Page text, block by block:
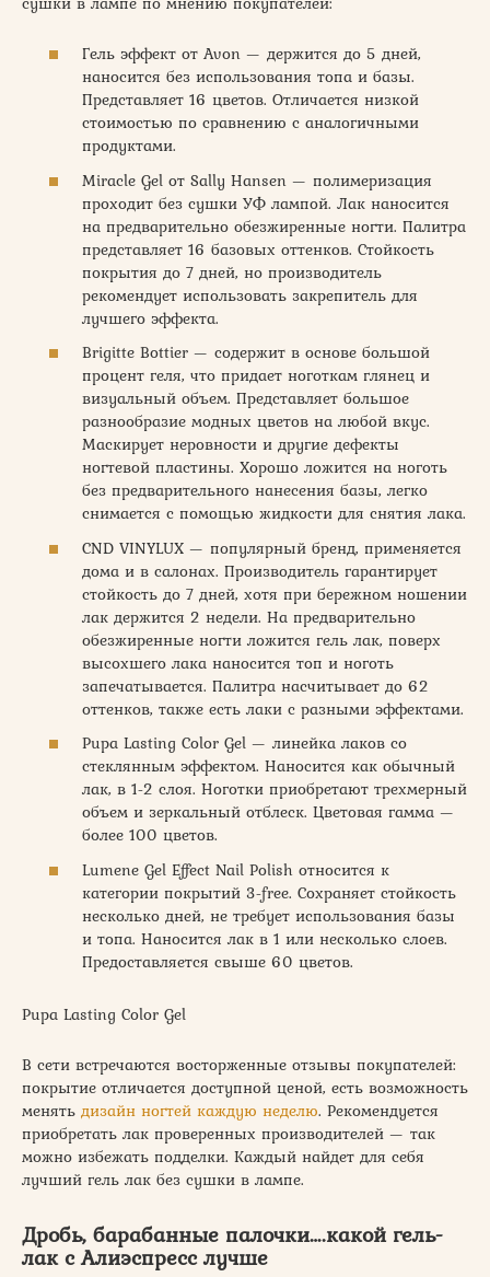
Гель эффект от Avon — держится до 5 дней,
наносится без использования топа и базы.
Представляет 16 цветов. Отличается низкой
стоимостью по сравнению с аналогичными
продуктами.
Miracle Gel от Sally Hansen — полимеризация
проходит без сушки УФ лампой. Лак наносится
на предварительно обезжиренные ногти. Палитра
представляет 16 базовых оттенков. Стойкость
покрытия до 7 дней, но производитель
рекомендует использовать закрепитель для
лучшего эффекта.
Brigitte Bottier — содержит в основе большой
процент геля, что придает ноготкам глянец и
визуальный объем. Представляет большое
разнообразие модных цветов на любой вкус.
Маскирует неровности и другие дефекты
ногтевой пластины. Хорошо ложится на ноготь
без предварительного нанесения базы, легко
снимается с помощью жидкости для снятия лака.
CND VINYLUX — популярный бренд, применяется
дома и в салонах. Производитель гарантирует
стойкость до 7 дней, хотя при бережном ношении
лак держится 2 недели. На предварительно
обезжиренные ногти ложится гель лак, поверх
высохшего лака наносится топ и ноготь
запечатывается. Палитра насчитывает до 62
оттенков, также есть лаки с разными эффектами.
Pupa Lasting Color Gel — линейка лаков со
стеклянным эффектом. Наносится как обычный
лак, в 1-2 слоя. Ноготки приобретают трехмерный
объем и зеркальный отблеск. Цветовая гамма —
более 100 цветов.
Lumene Gel Effect Nail Polish относится к
категории покрытий 3-free. Сохраняет стойкость
несколько дней, не требует использования базы
и топа. Наносится лак в 1 или несколько слоев.
Предоставляется свыше 60 цветов.
Pupa Lasting Color Gel
В сети встречаются восторженные отзывы покупателей:
покрытие отличается доступной ценой, есть возможность
менять дизайн ногтей каждую неделю. Рекомендуется
приобретать лак проверенных производителей — так
можно избежать подделки. Каждый найдет для себя
лучший гель лак без сушки в лампе.
Дробь, барабанные палочки….какой гель-
лак с Алиэспресс лучше